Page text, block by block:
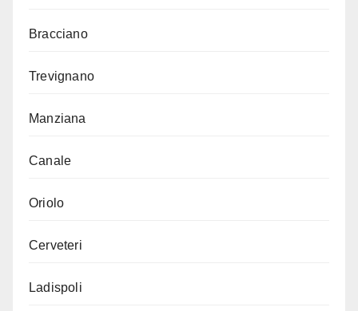
Bracciano
Trevignano
Manziana
Canale
Oriolo
Cerveteri
Ladispoli